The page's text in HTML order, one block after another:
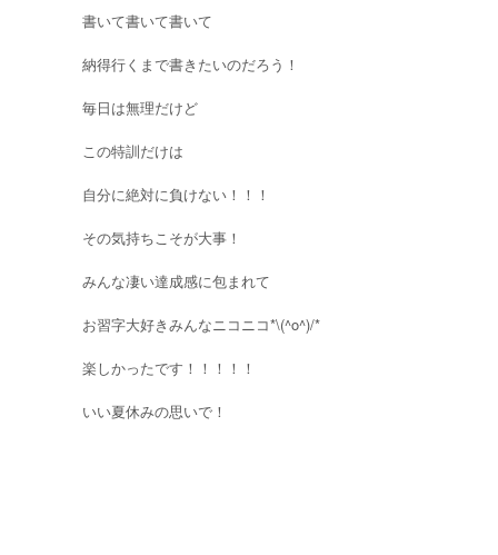
書いて書いて書いて
納得行くまで書きたいのだろう！
毎日は無理だけど
この特訓だけは
自分に絶対に負けない！！！
その気持ちこそが大事！
みんな凄い達成感に包まれて
お習字大好きみんなニコニコ*\(^o^)/*
楽しかったです！！！！！
いい夏休みの思いで！